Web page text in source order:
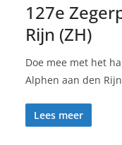
127e
Rijn (ZH)
Doe mee met het
Alphen aan den
Lees meer